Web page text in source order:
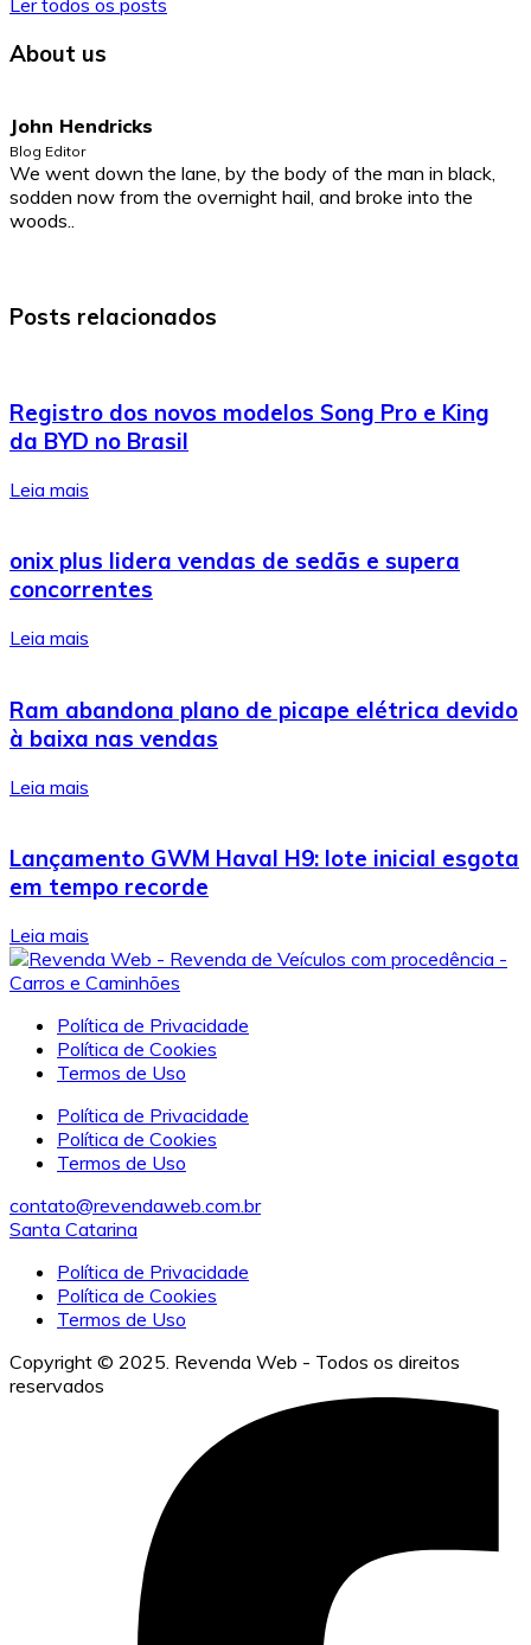
Ler todos os posts
About us
John Hendricks
Blog Editor
We went down the lane, by the body of the man in black,
sodden now from the overnight hail, and broke into the
woods..
Posts relacionados
Registro dos novos modelos Song Pro e King
da BYD no Brasil
Leia mais
onix plus lidera vendas de sedãs e supera
concorrentes
Leia mais
Ram abandona plano de picape elétrica devido
à baixa nas vendas
Leia mais
Lançamento GWM Haval H9: lote inicial esgota
em tempo recorde
Leia mais
Política de Privacidade
Política de Cookies
Termos de Uso
Política de Privacidade
Política de Cookies
Termos de Uso
contato@revendaweb.com.br
Santa Catarina
Política de Privacidade
Política de Cookies
Termos de Uso
Copyright © 2025. Revenda Web - Todos os direitos
reservados